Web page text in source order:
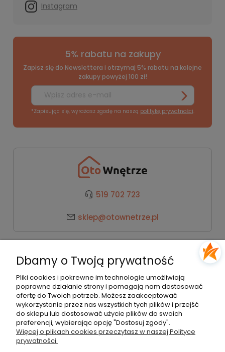
Instagram
5% rabatu na zakupy
Zapisz się do Newslettera i otrzymaj 5% rabatu na kolejne
zakupy powyżej 100 zł!
*Zapisując się, wyrażasz zgodę na naszą politykę prywatności.
519 702 723
sklep@otownetrze.pl
Pomoc
Moje konto
Płatności i dostawa
Dbamy o Twoją prywatność
Pliki cookies i pokrewne im technologie umożliwiają
poprawne działanie strony i pomagają nam dostosować
ofertę do Twoich potrzeb. Możesz zaakceptować
wykorzystanie przez nas wszystkich tych plików i przejść
do sklepu lub dostosować użycie plików do swoich
preferencji, wybierając opcję "Dostosuj zgody".
Więcej o plikach cookies przeczytasz w naszej Polityce
prywatności.